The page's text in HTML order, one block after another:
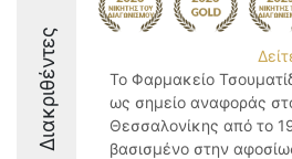
Διακριθέντες
Το Φαρμακείο
ως σημείο αναφοράς
Θεσσαλονίκης από το
βασισμένο στην